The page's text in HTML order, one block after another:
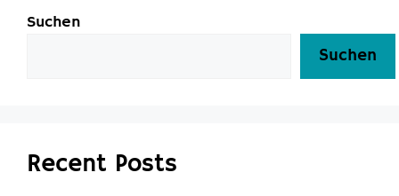
Suchen
Suchen
Recent Posts